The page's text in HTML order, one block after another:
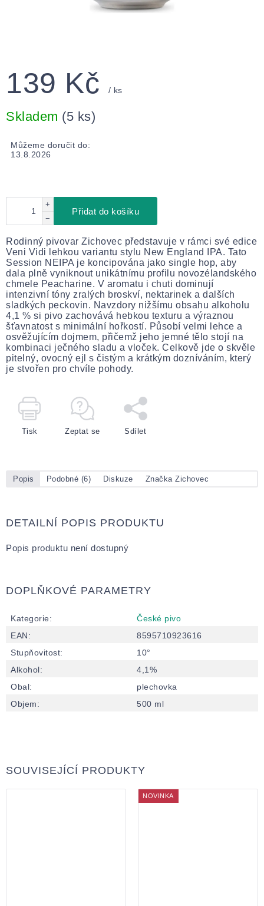
139 Kč / ks
cena:
Skladem (5 ks)
Můžeme doručit do:
13.8.2026
+
−
Přidat do košíku
Rodinný pivovar Zichovec představuje v rámci své edice
Veni Vidi lehkou variantu stylu New England IPA. Tato
Session NEIPA je koncipována jako single hop, aby
dala plně vyniknout unikátnímu profilu novozélandského
chmele Peacharine. V aromatu i chuti dominují
intenzivní tóny zralých broskví, nektarinek a dalších
sladkých peckovin. Navzdory nižšímu obsahu alkoholu
4,1 % si pivo zachovává hebkou texturu a výraznou
šťavnatost s minimální hořkostí. Působí velmi lehce a
osvěžujícím dojmem, přičemž jeho jemné tělo stojí na
kombinaci ječného sladu a vloček. Celkově jde o skvěle
pitelný, ovocný ejl s čistým a krátkým dozníváním, který
je stvořen pro chvíle pohody.
Tisk Zeptat se Sdílet
Popis Podobné (6) Diskuze Značka Zichovec
DETAILNÍ POPIS PRODUKTU
Popis produktu není dostupný
DOPLŇKOVÉ PARAMETRY
Kategorie:
České pivo
EAN:
8595710923616
Stupňovitost:
10°
Alkohol:
4,1%
Obal:
plechovka
Objem: 500 ml
SOUVISEJÍCÍ PRODUKTY
NOVINKA